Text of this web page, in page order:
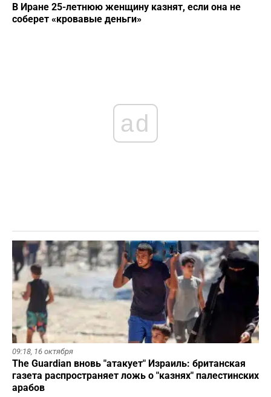
В Иране 25-летнюю женщину казнят, если она не
соберет «кровавые деньги»
ad
09:18, 16 октября
The Guardian вновь "атакует" Израиль: британская
газета распространяет ложь о "казнях" палестинских
арабов